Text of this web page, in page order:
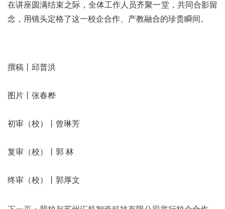
在讲座圆满结束之际，全体工作人员齐聚一堂，共同合影留
念，用镜头定格了这一校企合作、产教融合的珍贵瞬间。
撰稿丨邱普洪
图片丨张春桦
初审（校）丨曾琳芳
复审（校）丨郭 林
终审（校）丨郭厚文